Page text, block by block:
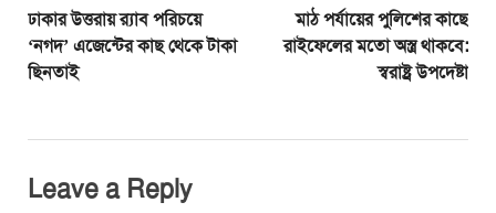
ঢাকার উত্তরায় র‍্যাব পরিচয়ে
‘নগদ’ এজেন্টের কাছ থেকে টাকা
ছিনতাই
মাঠ পর্যায়ের পুলিশের কাছে
রাইফেলের মতো অস্ত্র থাকবে:
স্বরাষ্ট্র উপদেষ্টা
Leave a Reply